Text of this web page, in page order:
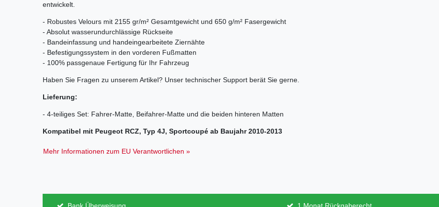
entwickelt.
- Robustes Velours mit 2155 gr/m² Gesamtgewicht und 650 g/m² Fasergewicht
- Absolut wasserundurchlässige Rückseite
- Bandeinfassung und handeingearbeitete Ziernähte
- Befestigungssystem in den vorderen Fußmatten
- 100% passgenaue Fertigung für Ihr Fahrzeug
Haben Sie Fragen zu unserem Artikel? Unser technischer Support berät Sie gerne.
Lieferung:
- 4-teiliges Set: Fahrer-Matte, Beifahrer-Matte und die beiden hinteren Matten
Kompatibel mit Peugeot RCZ, Typ 4J, Sportcoupé ab Baujahr 2010-2013
Mehr Informationen zum EU Verantwortlichen »